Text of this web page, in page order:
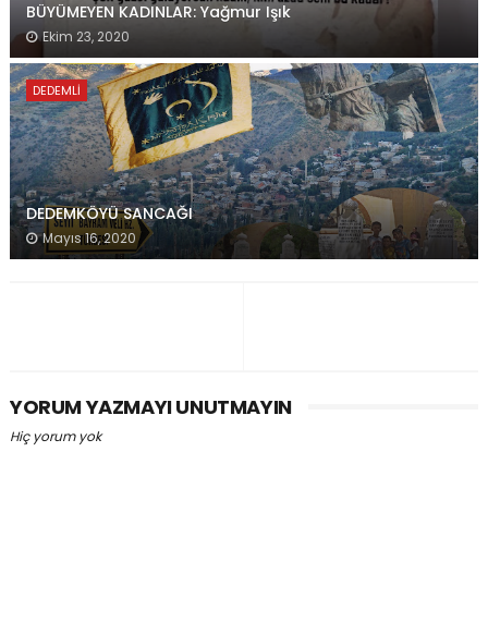
BÜYÜMEYEN KADINLAR: Yağmur Işık
Ekim 23, 2020
DEDEMLI
DEDEMKÖYÜ SANCAĞI
Mayıs 16, 2020
YORUM YAZMAYI UNUTMAYIN
Hiç yorum yok